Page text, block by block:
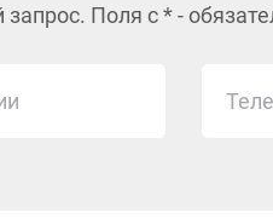
Поля с * -